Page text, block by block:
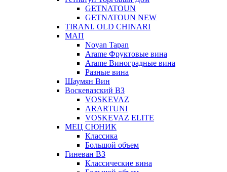
GETNATOUN
GETNATOUN NEW
TIRANI. OLD CHINARI
МАП
Noyan Tapan
Arame Фруктовые вина
Arame Виноградные вина
Разные вина
Шаумян Вин
Воскевазский ВЗ
VOSKEVAZ
ARARTUNI
VOSKEVAZ ELITE
МЕЦ СЮНИК
Классика
Большой объем
Гиневан ВЗ
Классические вина